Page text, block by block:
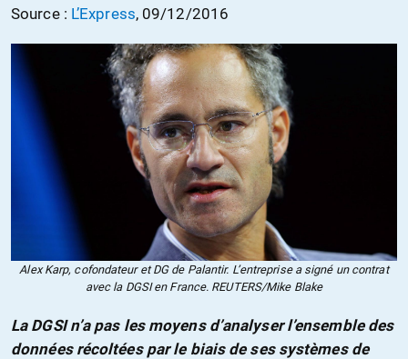
Source : L’Express, 09/12/2016
Alex Karp, cofondateur et DG de Palantir. L’entreprise a signé un contrat
avec la DGSI en France. REUTERS/Mike Blake
La DGSI n’a pas les moyens d’analyser l’ensemble des
données récoltées par le biais de ses systèmes de